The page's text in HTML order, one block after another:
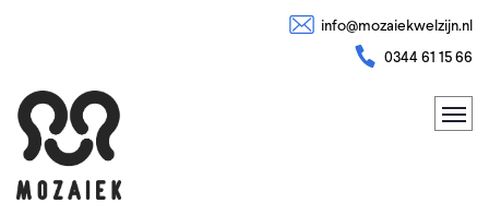
info@mozaiekwelzijn.nl
0344 61 15 66